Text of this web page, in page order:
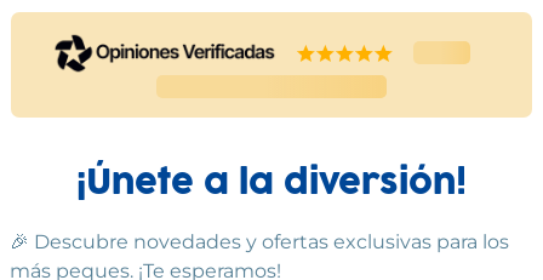
¡Únete a la diversión!
🎉 Descubre novedades y ofertas exclusivas para los
más peques. ¡Te esperamos!